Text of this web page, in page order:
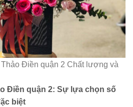
Điền quận 2 Chất lượng và
Điền quận 2: Sự lựa chọn số
biệt